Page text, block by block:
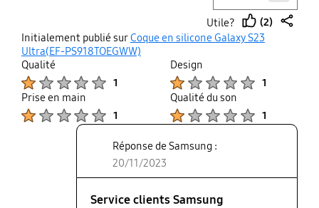
sauvé mon téléphone car le
silicone est collant, la poche n'est
pas entrée, et le téléphone est
tombé d'une hauteur d'environ
90cm et le coin du téléphone a été
endommagé, la coque est censée
protéger le téléphone, mais cette
terrible coque est à l'origine du fait
que mon nouveau téléphone est
tombé et a reçu des dommages au
Utile?
thumb
(2)
Initialement publié surCoque en silicone Galaxy S23
Ultra(EF-PS918TOEGWW)
Qualité
1
Design
1
Prise en main
1
Qualité du son
1
Réponse de Samsung :
20/11/2023
Service clients Samsung